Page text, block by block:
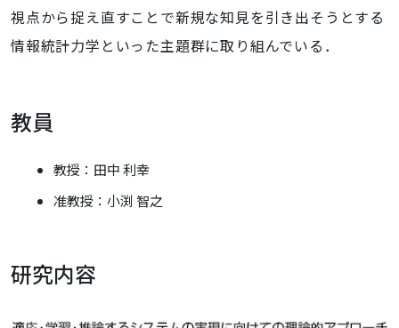
視点から捉え直すことで新規な知見を引き出そうとする
情報統計力学といった主題群に取り組んでいる．
教員
教授：田中 利幸
准教授：小渕 智之
研究内容